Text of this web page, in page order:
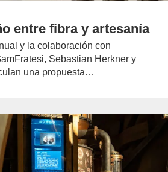
entre fibra y artesanía
y la colaboración con
Sebastian Herkner y
una propuesta…